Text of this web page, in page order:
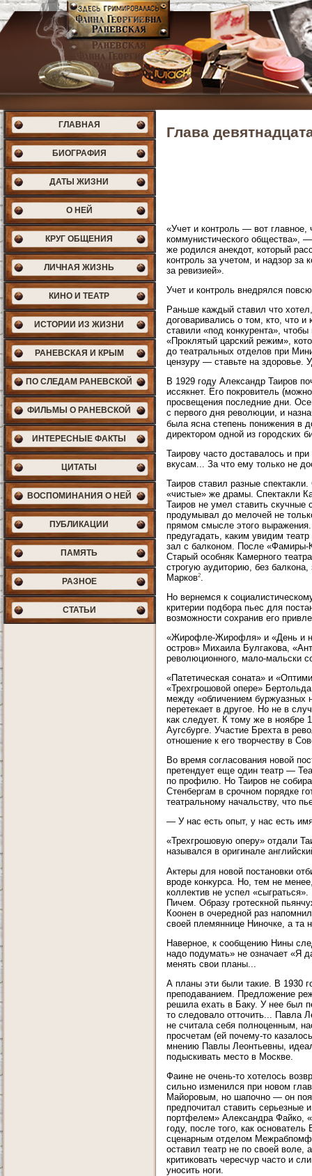
ГЛАВНАЯ
БИОГРАФИЯ
ДАТЫ ЖИЗНИ
О НЕЙ
КРУГ ОБЩЕНИЯ
ЛИЧНАЯ ЖИЗНЬ
КИНО И ТЕАТР
ИСТОРИИ ИЗ ЖИЗНИ
РАНЕВСКАЯ И КРЫМ
ПО СЛЕДАМ РАНЕВСКОЙ
ФИЛЬМЫ О РАНЕВСКОЙ
ИНТЕРЕСНЫЕ ФАКТЫ
ЦИТАТЫ
ВОСПОМИНАНИЯ О НЕЙ
ПУБЛИКАЦИИ
ПАМЯТЬ
РАЗНОЕ
СТАТЬИ
Глава
«Учет и контроль — вот
коммунистического общества»,
же родился анекдот, который
контроль за учетом, и надзор за
за ревизией».
Учет и контроль внедрялся
Раньше каждый ставил что
договаривались о том, кто, что и
ставили «под конкурента»,
«Проклятый царский режим»,
до театральных отделов при
цензуру — ставьте на здоровье.
В 1929 году Александр Таиров
иссякнет. Его покровитель
просвещения последние дни.
с первого дня революции, и
была ясна степень понижения в
директором одной из городских
Таирову часто доставалось и
вкусам... За что ему только не
Таиров ставил разные
«чистые» же драмы. Спектакли
Таиров не умел ставить скучные
продумывал до мелочей не
прямом смысле этого
предугадать, каким увидим
зал с балконом. После «Фамиры-
Старый особняк Камерного
строгую аудиторию, без
Марков2.
Но вернемся к
критерии подбора пьес для
возможности сохранив его
«Жирофле-Жирофля» и «День и
остров» Михаила Булгакова,
революционного, мало-мальски
«Патетическая соната» и
«Трехгрошовой опере»
между «обличением буржуазных
перетекает в другое. Но не в
как следует. К тому же в ноябре
Аугсбурге. Участие Брехта в
отношение к его творчеству в
Во время согласования новой
претендует еще один театр —
по профилю. Но Таиров не
Стенбергам в срочном порядке
театральному начальству, что
— У нас есть опыт, у нас есть
«Трехгрошовую оперу» отдали
назывался в оригинале
Актеры для новой постановки
вроде конкурса. Но, тем не
коллектив не успел
Пичем. Образу гротескной
Коонен в очередной раз
своей племяннице Ниночке, а та
Наверное, к сообщению Нины
надо подумать» не означает «Я
менять свои планы...
А планы эти были такие. В 1930
преподаванием. Предложение
решила ехать в Баку. У нее был
то следовало отточить... Павла
не считала себя полноценным,
просчетам (ей почему-то
мнению Павлы Леонтьевны,
подыскивать место в Москве.
Фаине не очень-то хотелось
сильно изменился при новом
Майоровым, но шапочно — он
предпочитал ставить серьезные
портфелем» Александра Файко,
году, после того, как
сценарным отделом
оставил театр не по своей воле,
критиковать чересчур часто и
уносить ноги.